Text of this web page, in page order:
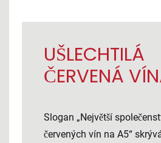
UŠLECHTILÁ
ČERVENÁ
Slogan „Největší
červených vín na A5“